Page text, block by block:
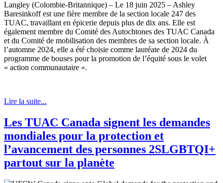
Langley (Colombie-Britannique) – Le 18 juin 2025 – Ashley
Baresinkoff est une fière membre de la section locale 247 des
TUAC, travaillant en épicerie depuis plus de dix ans. Elle est
également membre du Comité des Autochtones des TUAC Canada
et du Comité de mobilisation des membres de sa section locale. À
l’automne 2024, elle a été choisie comme lauréate de 2024 du
programme de bouses pour la promotion de l’équité sous le volet
« action communautaire ».
Lire la suite...
Les TUAC Canada signent les demandes
mondiales pour la protection et
l’avancement des personnes 2SLGBTQI+
partout sur la planète